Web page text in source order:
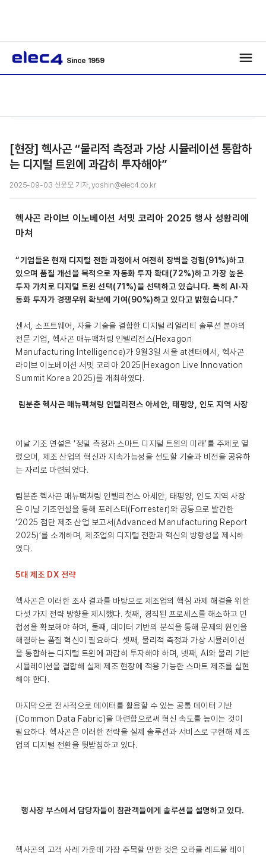
Since 1959
[현장] 헥사곤 “물리적 측정과 가상 시뮬레이션 통합하
는 디지털 트윈에 과감히 투자해야”
2025-09-03 신윤오 기자, yoshin@elec4.co.kr
헥사곤 라이브 이노베이션 서밋 코리아 2025 행사 성황리에
마쳐
“기업들은 현재 디지털 전환 과정에서 여전히 장벽을 경험(91%)하고
있으며 품질 개선을 목적으로 자동화 투자 확대(72%)하고 가장 높은
투자 가치로 디지털 트윈 선택(71%)을 선택하고 있습니다. 특히 AI·자
동화 투자가 경쟁우위 확보에 기여(90%)하고 있다고 밝혔습니다.”
센서, 소프트웨어, 자율 기술을 결합한 디지털 리얼리티 솔루션 분야의
전문 기업, 헥사곤 매뉴팩처링 인텔리전스(Hexagon
Manufacturing Intelligence)가 9월3일 서울 at센터에서, 헥사곤
라이브 이노베이션 서밋 코리아 2025(Hexagon Live Innovation
Summit Korea 2025)를 개최하였다.
림분춘 헥사곤 매뉴팩쳐링 인텔리전스 아세안, 태평양, 인도 지역 사장
이날 기조 연설은 ‘정밀 측정과 스마트 디지털 트윈의 미래’를 주제로 열
렸으며, 제조 산업의 혁신과 지속가능성을 선도할 기술과 비전을 공유하
는 자리로 마련되었다.
림분춘 헥사곤 매뉴팩쳐링 인텔리전스 아세안, 태평양, 인도 지역 사장
은 이날 기조연설을 통해 포레스터(Forrester)와 공동으로 발간한
‘2025 첨단 제조 산업 보고서(Advanced Manufacturing Report
2025)’를 소개하며, 제조업의 디지털 전환과 혁신의 방향성을 제시하
였다.
5대 제조 DX 전략
헥사곤은 이러한 조사 결과를 바탕으로 제조업의 핵심 과제 해결을 위한
다섯 가지 전략 방향을 제시했다. 첫째, 경직된 프로세스를 해소하고 민
첩성을 확보해야 하며, 둘째, 데이터 기반의 분석을 통해 문제의 원인을
해결하는 품질 혁신이 필요하다. 셋째, 물리적 측정과 가상 시뮬레이션
을 통합하는 디지털 트윈에 과감히 투자해야 하며, 넷째, AI와 물리 기반
시뮬레이션을 결합해 실제 제조 현장에 적용 가능한 스마트 제조를 실현
해야 한다.
마지막으로 전사적으로 데이터를 활용할 수 있는 공통 데이터 기반
(Common Data Fabric)을 마련함으로써 혁신 속도를 높이는 것이
필요하다. 헥사곤은 이러한 전략을 실제 솔루션과 서비스로 구현해 제조
업의 디지털 전환을 뒷받침하고 있다.
행사장 부스에서 담당자들이 참관객들에게 솔루션을 설명하고 있다.
헥사곤의 고객 사례 가운데 가장 주목할 만한 것은 오라클 레드불 레이